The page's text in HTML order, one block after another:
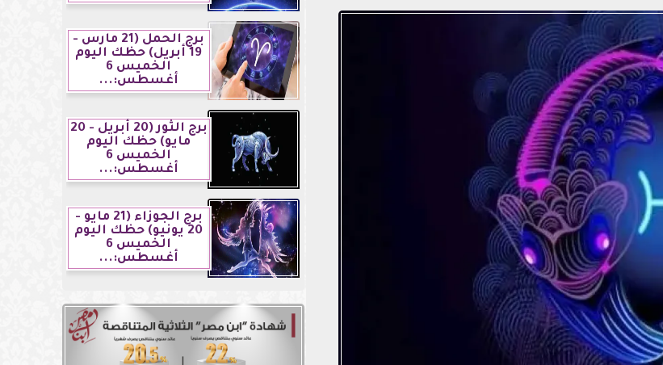
برج الحمل (21 مارس -
19 أبريل) حظك اليوم
الخميس 6
أغسطس:...
برج الثور (20 أبريل - 20
مايو) حظك اليوم
الخميس 6
أغسطس:...
برج الجوزاء (21 مايو -
20 يونيو) حظك اليوم
الخميس 6
أغسطس:...